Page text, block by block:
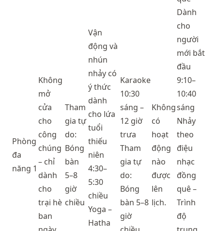
Phòng
đa
năng 1
Không
mở
cửa
cho
công
chúng
– chỉ
dành
cho
trại hè
ban
Tham
gia tự
do:
Bóng
bàn
5–8
giờ
chiều
Vận
động và
nhún
nhảy có
ý thức
dành
cho lứa
tuổi
thiếu
niên
4:30–
5:30
chiều
Yoga –
Hatha
Karaoke
10:30
sáng –
12 giờ
trưa
Tham
gia tự
do:
Bóng
bàn 5–8
giờ
Không
có
hoạt
động
nào
được
lên
lịch.
Dành
cho
người
mới bắt
đầu
9:10–
10:40
sáng
Nhảy
theo
điệu
nhạc
đồng
quê –
Trình
độ